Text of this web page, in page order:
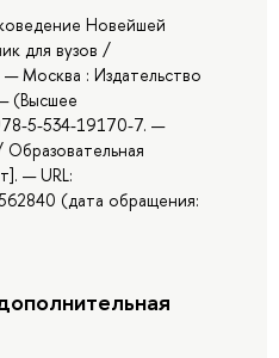
Новейшей
для вузов /
Москва : Издательство
(Высшее
5-534-19170-7. —
— URL:
(дата обращения: